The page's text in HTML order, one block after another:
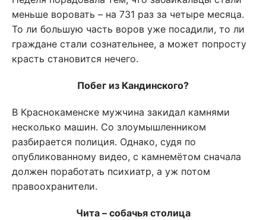
меньше воровать – на 731 раз за четыре месяца.
То ли большую часть воров уже посадили, то ли
граждане стали сознательнее, а может попросту
красть становится нечего.
Побег из Кандинского?
В Краснокаменске мужчина закидал камнями
несколько машин. Со злоумышленником
разбирается полиция. Однако, судя по
опубликованному видео, с камнемётом сначала
должен поработать психиатр, а уж потом
правоохранители.
Чита – собачья столица